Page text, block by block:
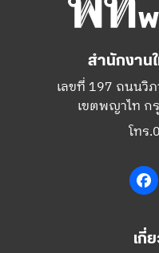
สำนักงาน
เลขที่ 197 ถนนวิ
เขตพญาไท ก
โทร
เกี่